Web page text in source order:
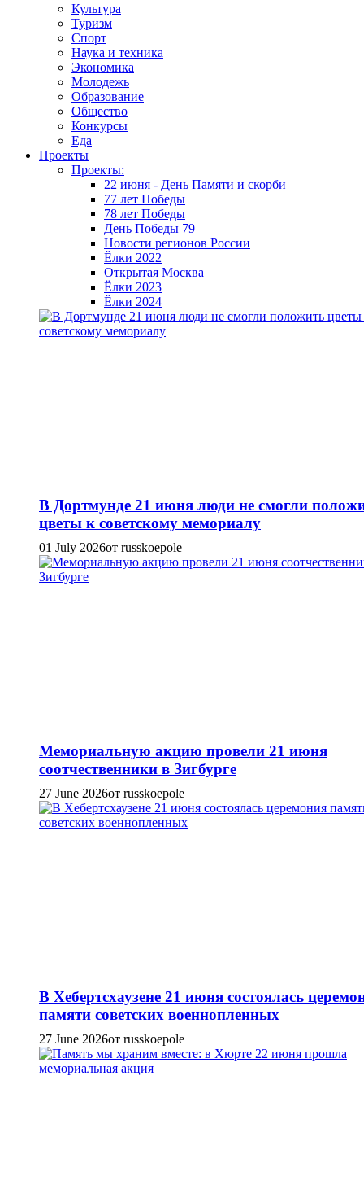
Культура
Туризм
Спорт
Наука и техника
Экономика
Молодежь
Образование
Общество
Конкурсы
Еда
Проекты
Проекты:
22 июня - День Памяти и скорби
77 лет Победы
78 лет Победы
День Победы 79
Новости регионов России
Ёлки 2022
Открытая Москва
Ёлки 2023
Ёлки 2024
В Дортмунде 21 июня люди не смогли
цветы к советскому мемориалу
01 July 2026от russkoepole
Мемориальную акцию провели 21 июня
соотчественники в Зигбурге
27 June 2026от russkoepole
В Хебертсхаузене 21 июня состоялась
памяти советских военнопленных
27 June 2026от russkoepole